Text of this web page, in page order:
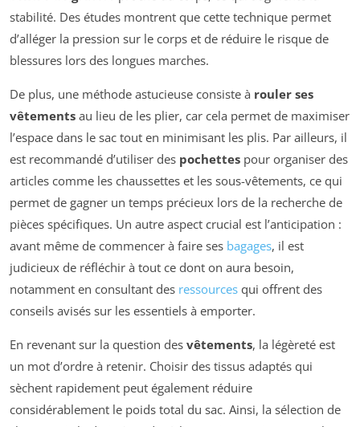
stabilité. Des études montrent que cette technique permet
d’alléger la pression sur le corps et de réduire le risque de
blessures lors des longues marches.
De plus, une méthode astucieuse consiste à rouler ses
vêtements au lieu de les plier, car cela permet de maximiser
l’espace dans le sac tout en minimisant les plis. Par ailleurs, il
est recommandé d’utiliser des pochettes pour organiser des
articles comme les chaussettes et les sous-vêtements, ce qui
permet de gagner un temps précieux lors de la recherche de
pièces spécifiques. Un autre aspect crucial est l’anticipation :
avant même de commencer à faire ses bagages, il est
judicieux de réfléchir à tout ce dont on aura besoin,
notamment en consultant des ressources qui offrent des
conseils avisés sur les essentiels à emporter.
En revenant sur la question des vêtements, la légèreté est
un mot d’ordre à retenir. Choisir des tissus adaptés qui
sèchent rapidement peut également réduire
considérablement le poids total du sac. Ainsi, la sélection de